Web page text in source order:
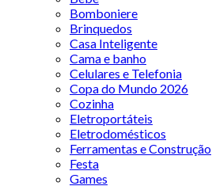
Bomboniere
Brinquedos
Casa Inteligente
Cama e banho
Celulares e Telefonia
Copa do Mundo 2026
Cozinha
Eletroportáteis
Eletrodomésticos
Ferramentas e Construção
Festa
Games